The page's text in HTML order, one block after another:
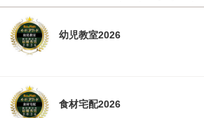
幼児教室2026
食材宅配2026